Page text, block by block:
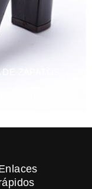
ZAPATOS
10